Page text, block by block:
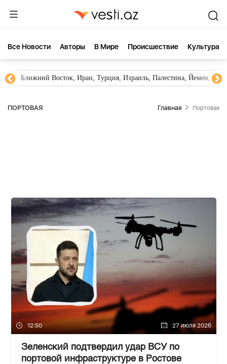
Все Новости Aвторы В Мире Происшествие Культура
Ближний Восток, Иран, Турция, Израиль, Палестина, Йемен,
ПОРТОВАЯ Главная Портовая
12:50 27 июля 2026
Зеленский подтвердил удар ВСУ по
портовой инфраструктуре в Ростове